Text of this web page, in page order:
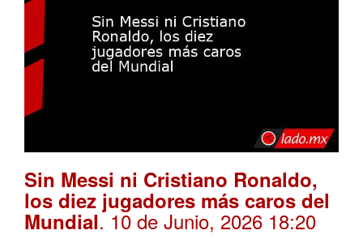
Sin Messi ni Cristiano Ronaldo,
los diez jugadores más caros del
Mundial. 10 de Junio, 2026 18:20